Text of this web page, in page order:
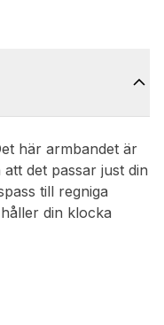
här armbandet är
det passar just din
till regniga
din klocka